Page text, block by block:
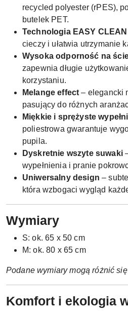
recycled polyester (rPES),
butelek PET.
Technologia EASY CLEAN
cieczy i ułatwia utrzymanie
Wysoka odporność na
zapewnia długie
korzystaniu.
Melange effect – elegancki
pasujący do różnych
Miękkie i sprężyste
poliestrowa gwarantuje
pupila.
Dyskretnie wszyte suwaki
wypełnienia i pranie
Uniwersalny design –
która wzbogaci wygląd
Wymiary
S: ok. 65 x 50 cm
M: ok. 80 x 65 cm
Podane wymiary mogą różnić się
Komfort i ekologia